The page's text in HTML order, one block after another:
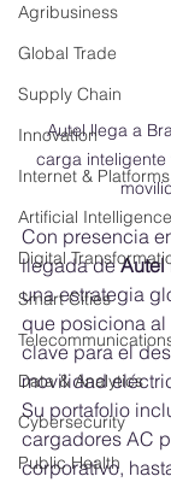
Agribusiness
Global Trade
Supply Chain
Innovation
Internet & Platforms
Artificial Intelligence
Digital
Smart Cities
Data & Analytics
Cybersecurity
Public Health
Autel llega a
carga
Con presencia
llegada de Autel
una estrategia
que posiciona
clave para el
movilidad
Su portafolio
cargadores AC
corporativo,